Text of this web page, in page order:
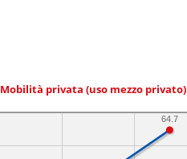
Mobilità privata (uso mezzo privato)
64.7